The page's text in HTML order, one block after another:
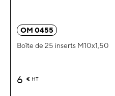
OM 0455
Boîte de 25 inserts M10x1,50
6 € HT